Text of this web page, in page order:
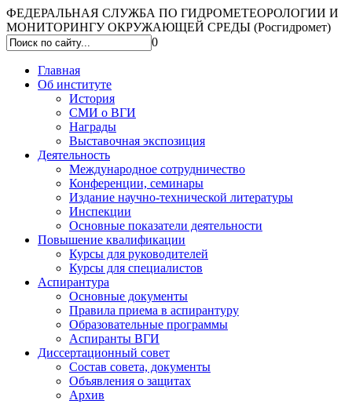
ФЕДЕРАЛЬНАЯ СЛУЖБА ПО ГИДРОМЕТЕОРОЛОГИИ И
МОНИТОРИНГУ ОКРУЖАЮЩЕЙ СРЕДЫ (Росгидромет)
0
Главная
Об институте
История
СМИ о ВГИ
Награды
Выставочная экспозиция
Деятельность
Международное сотрудничество
Конференции, семинары
Издание научно-технической литературы
Инспекции
Основные показатели деятельности
Повышение квалификации
Курсы для руководителей
Курсы для специалистов
Аспирантура
Основные документы
Правила приема в аспирантуру
Образовательные программы
Аспиранты ВГИ
Диссертационный совет
Состав совета, документы
Объявления о защитах
Архив